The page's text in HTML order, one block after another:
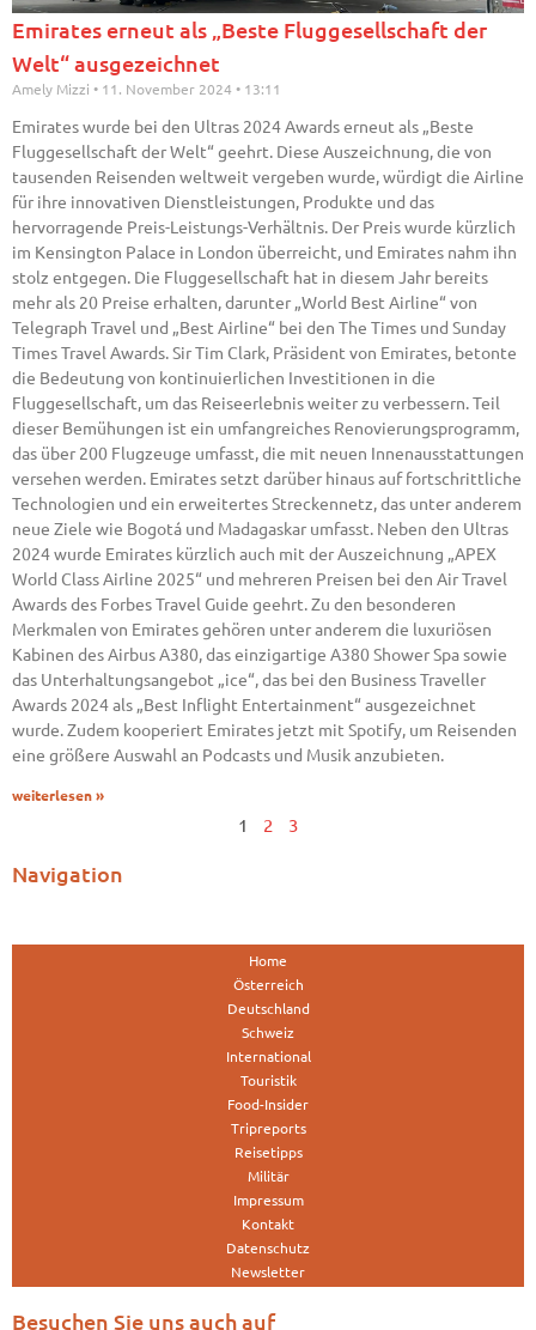
Emirates erneut als „Beste Fluggesellschaft der
Welt“ ausgezeichnet
Amely Mizzi 11. November 2024 13:11
Emirates wurde bei den Ultras 2024 Awards erneut als „Beste
Fluggesellschaft der Welt“ geehrt. Diese Auszeichnung, die von
tausenden Reisenden weltweit vergeben wurde, würdigt die Airline
für ihre innovativen Dienstleistungen, Produkte und das
hervorragende Preis-Leistungs-Verhältnis. Der Preis wurde kürzlich
im Kensington Palace in London überreicht, und Emirates nahm ihn
stolz entgegen. Die Fluggesellschaft hat in diesem Jahr bereits
mehr als 20 Preise erhalten, darunter „World Best Airline“ von
Telegraph Travel und „Best Airline“ bei den The Times und Sunday
Times Travel Awards. Sir Tim Clark, Präsident von Emirates, betonte
die Bedeutung von kontinuierlichen Investitionen in die
Fluggesellschaft, um das Reiseerlebnis weiter zu verbessern. Teil
dieser Bemühungen ist ein umfangreiches Renovierungsprogramm,
das über 200 Flugzeuge umfasst, die mit neuen Innenausstattungen
versehen werden. Emirates setzt darüber hinaus auf fortschrittliche
Technologien und ein erweitertes Streckennetz, das unter anderem
neue Ziele wie Bogotá und Madagaskar umfasst. Neben den Ultras
2024 wurde Emirates kürzlich auch mit der Auszeichnung „APEX
World Class Airline 2025“ und mehreren Preisen bei den Air Travel
Awards des Forbes Travel Guide geehrt. Zu den besonderen
Merkmalen von Emirates gehören unter anderem die luxuriösen
Kabinen des Airbus A380, das einzigartige A380 Shower Spa sowie
das Unterhaltungsangebot „ice“, das bei den Business Traveller
Awards 2024 als „Best Inflight Entertainment“ ausgezeichnet
wurde. Zudem kooperiert Emirates jetzt mit Spotify, um Reisenden
eine größere Auswahl an Podcasts und Musik anzubieten.
weiterlesen »
1 2 3
Navigation
Home
Österreich
Deutschland
Schweiz
International
Touristik
Food-Insider
Tripreports
Reisetipps
Militär
Impressum
Kontakt
Datenschutz
Newsletter
Besuchen Sie uns auch auf